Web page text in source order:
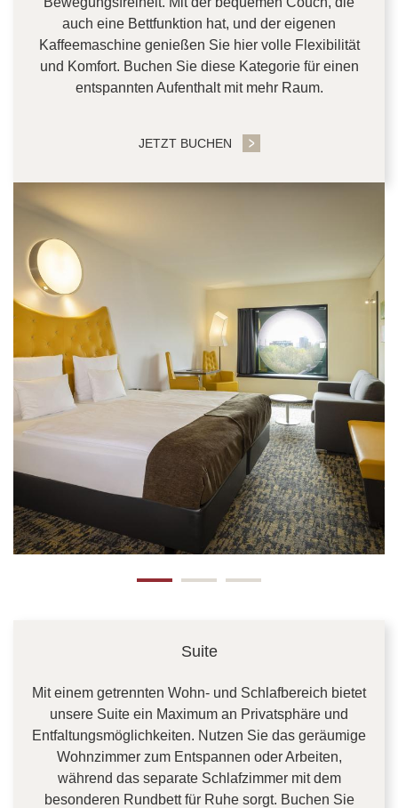
auch eine Bettfunktion hat, und der eigenen
Kaffeemaschine genießen Sie hier volle Flexibilität
und Komfort. Buchen Sie diese Kategorie für einen
entspannten Aufenthalt mit mehr Raum.
JETZT BUCHEN
Suite
Mit einem getrennten Wohn- und Schlafbereich bietet
unsere Suite ein Maximum an Privatsphäre und
Entfaltungsmöglichkeiten. Nutzen Sie das geräumige
Wohnzimmer zum Entspannen oder Arbeiten,
während das separate Schlafzimmer mit dem
besonderen Rundbett für Ruhe sorgt. Buchen Sie